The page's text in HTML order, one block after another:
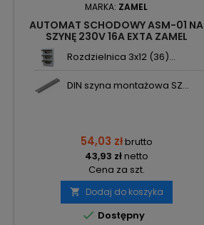
MARKA: ZAMEL
AUTOMAT SCHODOWY ASM-01 NA
SZYNĘ 230V 16A EXTA ZAMEL
Rozdzielnica 3x12 (36)...
DIN szyna montażowa SZ...
54,03 złbrutto
43,93 złnetto
Cena za szt.
 Dodaj do koszyka
 Dostępny